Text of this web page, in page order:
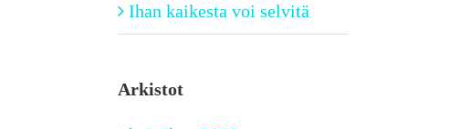
Ihan kaikesta voi selvitä
Arkistot